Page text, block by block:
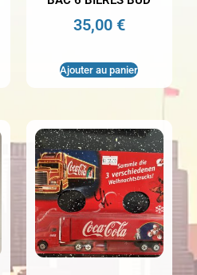
35,00 €
Ajouter au panier